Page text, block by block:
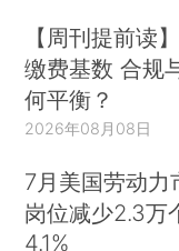
【周刊提前读
缴费基数 合规
何平衡？
2026年08月08日
7月美国劳动力
岗位减少2.3万
4.1%